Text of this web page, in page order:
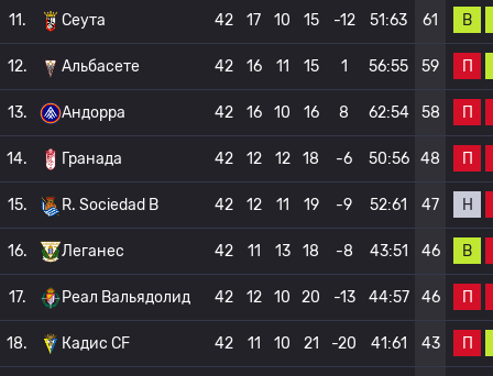
11. Сеута 42 17 10 15 -12 51:63 61 В
12. Альбасете 42 16 11 15 1 56:55 59 П
13. Андорра 42 16 10 16 8 62:54 58 П
14. Гранада 42 12 12 18 -6 50:56 48 П
15. R. Sociedad B 42 12 11 19 -9 52:61 47 Н
16. Леганес 42 11 13 18 -8 43:51 46 В
17. Реал Вальядолид 42 12 10 20 -13 44:57 46 П
18. Кадис CF 42 11 10 21 -20 41:61 43 П